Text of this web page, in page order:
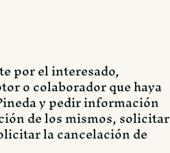
por el interesado,
o colaborador que haya
y pedir información
de los mismos, solicitar
la cancelación de